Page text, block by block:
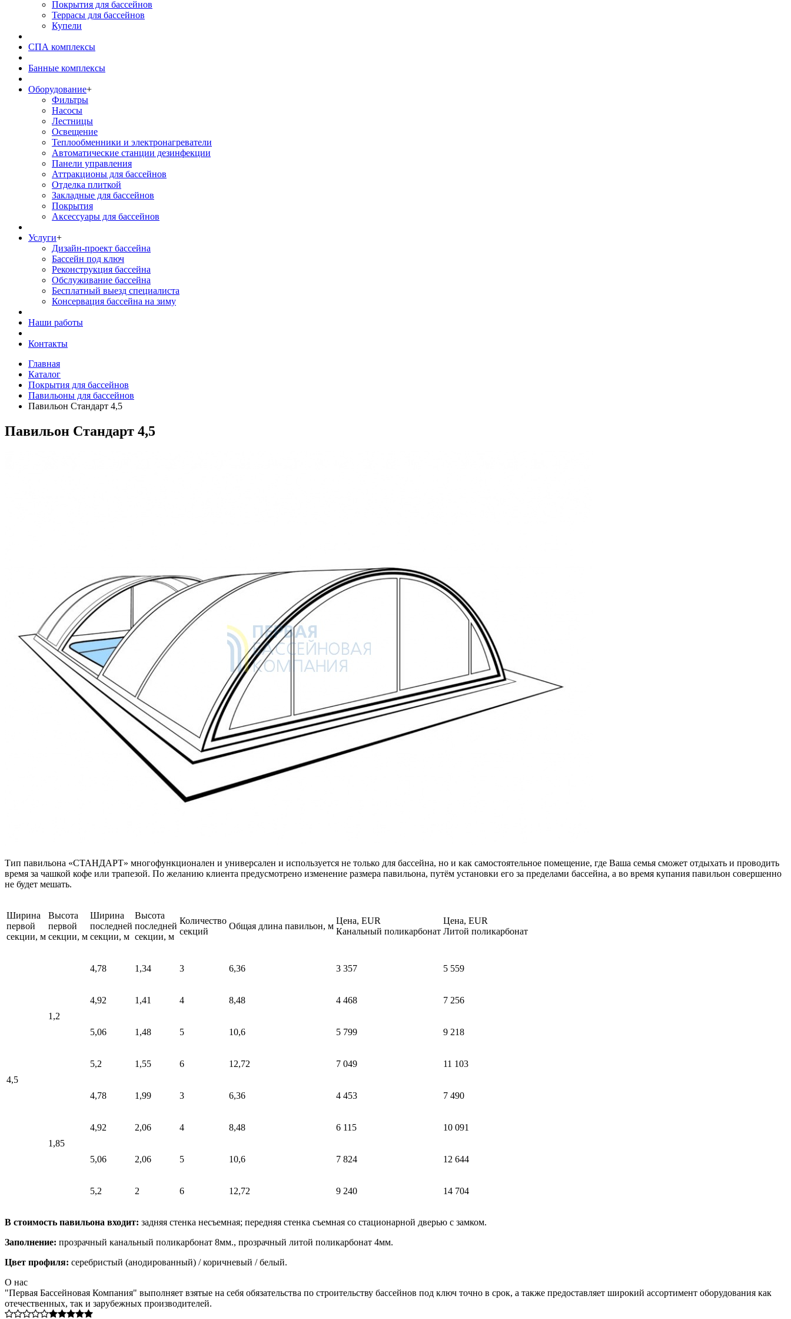
Покрытия для бассейнов
Террасы для бассейнов
Купели
СПА комплексы
Банные комплексы
Оборудование+
Фильтры
Насосы
Лестницы
Освещение
Теплообменники и электронагреватели
Автоматические станции дезинфекции
Панели управления
Аттракционы для бассейнов
Отделка плиткой
Закладные для бассейнов
Покрытия
Аксессуары для бассейнов
Услуги+
Дизайн-проект бассейна
Бассейн под ключ
Реконструкция бассейна
Обслуживание бассейна
Бесплатный выезд специалиста
Консервация бассейна на зиму
Наши работы
Контакты
Главная
Каталог
Покрытия для бассейнов
Павильоны для бассейнов
Павильон Стандарт 4,5
Павильон Стандарт 4,5
Тип павильона «СТАНДАРТ» многофункционален и универсален и используется не только для бассейна, но и как самостоятельное помещение, где Ваша семья сможет отдыхать и проводить
время за чашкой кофе или трапезой. По желанию клиента предусмотрено изменение размера павильона, путём установки его за пределами бассейна, а во время купания павильон совершенно
не будет мешать.
Ширина
первой
секции, м
Высота
первой
секции, м
Ширина
последней
секции, м
Высота
последней
секции, м
Количество
секций
Общая длина павильон, м
Цена, EUR
Канальный поликарбонат
Цена, EUR
Литой поликарбонат
4,5
1,2
4,78 1,34 3 6,36 3 357 5 559
4,92 1,41 4 8,48 4 468 7 256
5,06 1,48 5 10,6 5 799 9 218
5,2 1,55 6 12,72 7 049 11 103
1,85
4,78 1,99 3 6,36 4 453 7 490
4,92 2,06 4 8,48 6 115 10 091
5,06 2,06 5 10,6 7 824 12 644
5,2 2 6 12,72 9 240 14 704
В стоимость павильона входит: задняя стенка несъемная; передняя стенка съемная со стационарной дверью с замком.
Заполнение: прозрачный канальный поликарбонат 8мм., прозрачный литой поликарбонат 4мм.
Цвет профиля: серебристый (анодированный) / коричневый / белый.
О нас
"Первая Бассейновая Компания" выполняет взятые на себя обязательства по строительству бассейнов под ключ точно в срок, а также предоставляет широкий ассортимент оборудования как
отечественных, так и зарубежных производителей.